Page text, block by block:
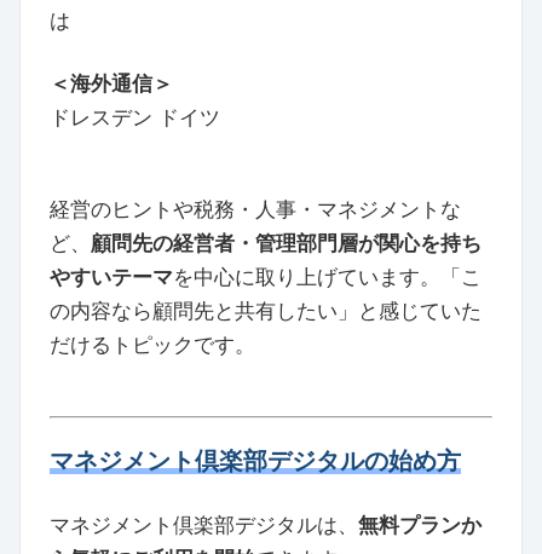
は
＜海外通信＞
ドレスデン ドイツ
経営のヒントや税務・人事・マネジメントな
ど、 顧問先の経営者・管理部門層が関心を持ち
やすいテーマを中心に取り上げています。「こ
の内容なら顧問先と共有したい」と感じていた
だけるトピックです。
マネジメント倶楽部デジタルの始め方
マネジメント倶楽部デジタルは、 無料プランか